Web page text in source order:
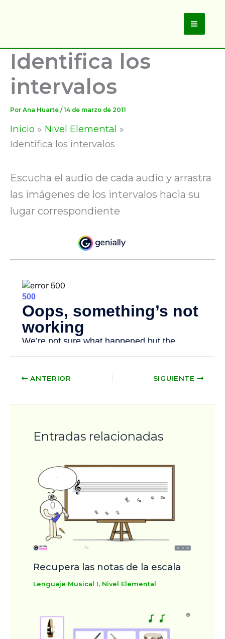
Main
Identifica los
intervalos
Por Ana Huarte / 14 de marzo de 2011
Inicio
Nivel Elemental
Identifica los intervalos
Escucha el audio de cada audio y arrastra
las imágenes de los intervalos hacia su
lugar correspondiente
ANTERIOR SIGUIENTE
Entradas relacionadas
Recupera las notas de la escala
Lenguaje Musical I, Nivel Elemental